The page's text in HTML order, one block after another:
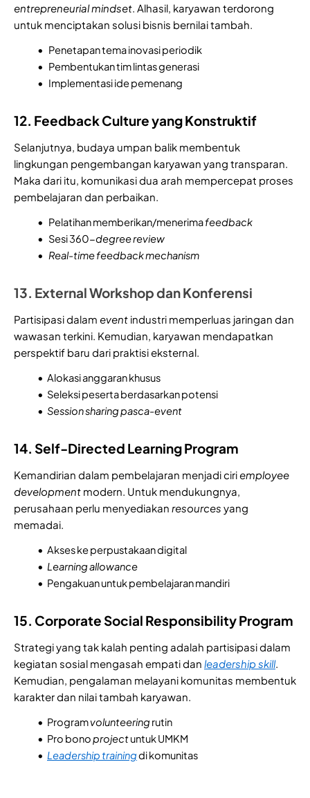
entrepreneurial mindset . Alhasil, karyawan terdorong
untuk menciptakan solusi bisnis bernilai tambah.
Penetapan tema inovasi periodik
Pembentukan tim lintas generasi
Implementasi ide pemenang
12. Feedback Culture yang Konstruktif
Selanjutnya, budaya umpan balik membentuk
lingkungan pengembangan karyawan yang transparan.
Maka dari itu, komunikasi dua arah mempercepat proses
pembelajaran dan perbaikan.
Pelatihan memberikan/menerimafeedback
Sesi 360-degree review
Real-time feedback mechanism
13. External Workshop dan Konferensi
Partisipasi dalam event industri memperluas jaringan dan
wawasan terkini. Kemudian, karyawan mendapatkan
perspektif baru dari praktisi eksternal.
Alokasi anggaran khusus
Seleksi peserta berdasarkan potensi
Session sharing pasca-event
14. Self-Directed Learning Program
Kemandirian dalam pembelajaran menjadi ciriemployee
development modern. Untuk mendukungnya,
perusahaan perlu menyediakan resources yang
memadai.
Akses ke perpustakaan digital
Learning allowance
Pengakuan untuk pembelajaran mandiri
15. Corporate Social Responsibility Program
Strategi yang tak kalah penting adalah partisipasi dalam
kegiatan sosial mengasah empati dan leadership skill.
Kemudian, pengalaman melayani komunitas membentuk
karakter dan nilai tambah karyawan.
Programvolunteering rutin
Pro bonoprojectuntuk UMKM
Leadership trainingdi komunitas